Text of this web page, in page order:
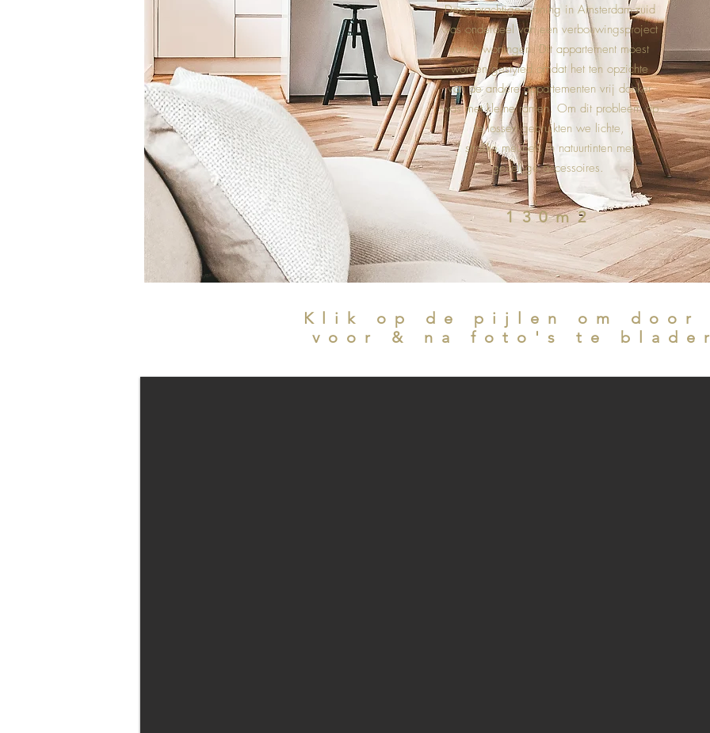
Deze prachtige woning in Amsterdam-zuid
was onderdeel van een verbouwingsproject
van 6 woningen. Dit appartement moest
worden gestyled omdat het ten opzichte
van de andere appartementen vrij donker
was met kleine ramen. Om dit probleem op
te lossen gebruikten we lichte,
strakke meubels in natuurtinten met
gezellige accessoires.
130m2
Klik op de pijlen om
voor & na foto's te